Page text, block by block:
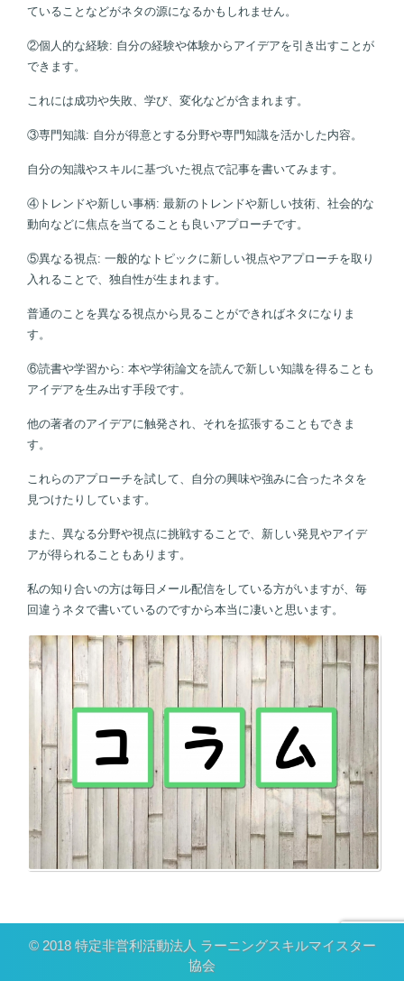
ていることなどがネタの源になるかもしれません。
②個人的な経験: 自分の経験や体験からアイデアを引き出すことが
できます。
これには成功や失敗、学び、変化などが含まれます。
③専門知識: 自分が得意とする分野や専門知識を活かした内容。
自分の知識やスキルに基づいた視点で記事を書いてみます。
④トレンドや新しい事柄: 最新のトレンドや新しい技術、社会的な
動向などに焦点を当てることも良いアプローチです。
⑤異なる視点: 一般的なトピックに新しい視点やアプローチを取り
入れることで、独自性が生まれます。
普通のことを異なる視点から見ることができればネタになりま
す。
⑥読書や学習から: 本や学術論文を読んで新しい知識を得ることも
アイデアを生み出す手段です。
他の著者のアイデアに触発され、それを拡張することもできま
す。
これらのアプローチを試して、自分の興味や強みに合ったネタを
見つけたりしています。
また、異なる分野や視点に挑戦することで、新しい発見やアイデ
アが得られることもあります。
私の知り合いの方は毎日メール配信をしている方がいますが、毎
回違うネタで書いているのですから本当に凄いと思います。
© 2018 特定非営利活動法人 ラーニングスキルマイスター
協会